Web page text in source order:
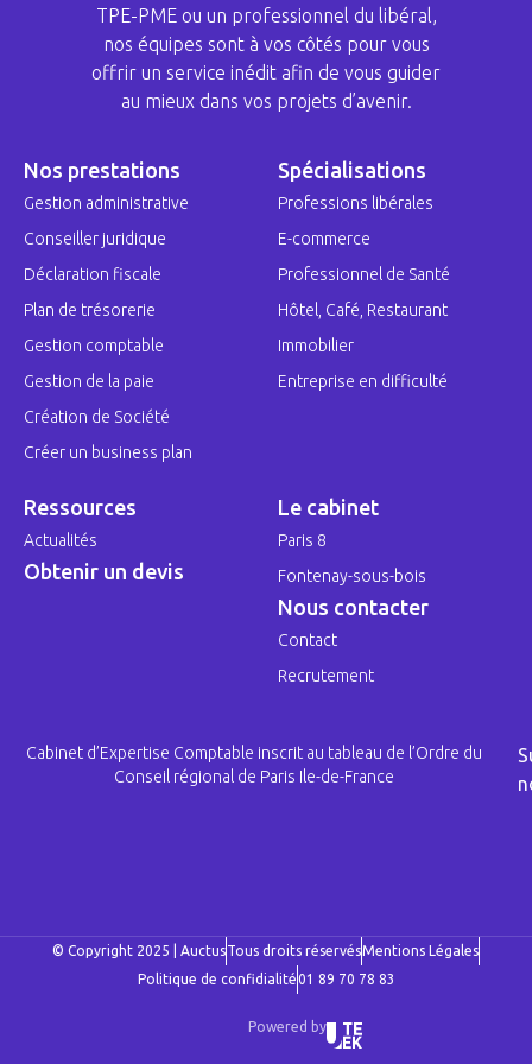
TPE-PME ou un professionnel du libéral,
nos équipes sont à vos côtés pour vous
offrir un service inédit afin de vous guider
au mieux dans vos projets d’avenir.
Nos prestations
Gestion administrative
Conseiller juridique
Déclaration fiscale
Plan de trésorerie
Gestion comptable
Gestion de la paie
Création de Société
Créer un business plan
Spécialisations
Professions libérales
E-commerce
Professionnel de Santé
Hôtel, Café, Restaurant
Immobilier
Entreprise en difficulté
Ressources
Actualités
Obtenir un devis
Le cabinet
Paris 8
Fontenay-sous-bois
Nous contacter
Contact
Recrutement
Cabinet d’Expertise Comptable inscrit au tableau de l’Ordre du
Conseil régional de Paris Ile-de-France
© Copyright 2025 | AuctusTous droits réservésMentions Légales
Politique de confidialité01 89 70 78 83
Powered by